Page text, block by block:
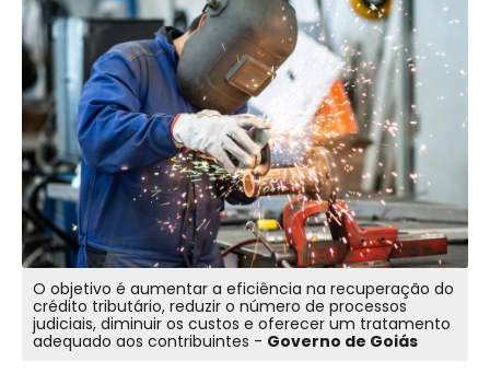
O objetivo é aumentar a eficiência na recuperação do
crédito tributário, reduzir o número de processos
judiciais, diminuir os custos e oferecer um tratamento
adequado aos contribuintes - Governo de Goiás